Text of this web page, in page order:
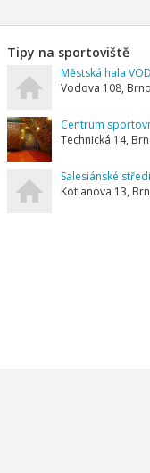
Tipy na sportoviště
Městská hala
Vodova 108, Brno
Centrum
Technická 14,
Salesiánské
Kotlanova 13,